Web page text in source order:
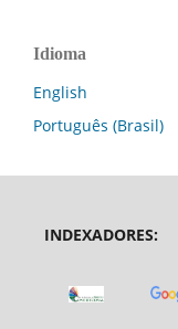
Idioma
English
Português (Brasil)
INDEXADORES: